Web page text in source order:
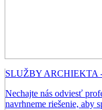
SLUŽBY ARCHIEKTA
Nechajte nás odviesť
navrhneme riešenie, aby